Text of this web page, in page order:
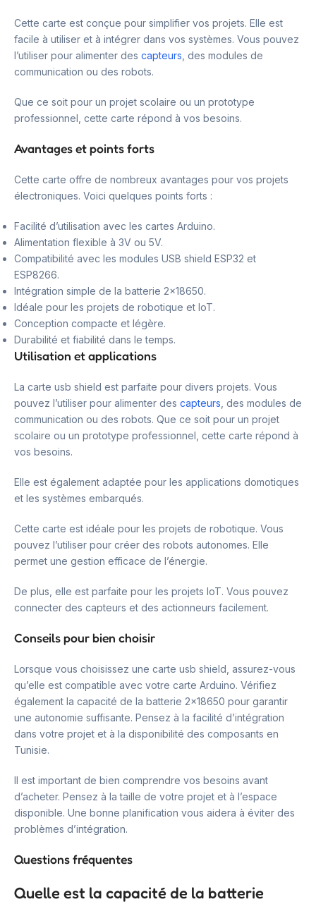
Cette carte est conçue pour simplifier vos projets. Elle est
facile à utiliser et à intégrer dans vos systèmes. Vous pouvez
l’utiliser pour alimenter des capteurs , des modules de
communication ou des robots.
Que ce soit pour un projet scolaire ou un prototype
professionnel, cette carte répond à vos besoins.
Avantages et points forts
Cette carte offre de nombreux avantages pour vos projets
électroniques. Voici quelques points forts :
Facilité d’utilisation avec les cartes Arduino.
Alimentation flexible à 3V ou 5V.
Compatibilité avec les modules USB shield ESP32 et
ESP8266.
Intégration simple de la batterie 2×18650.
Idéale pour les projets de robotique et IoT.
Conception compacte et légère.
Durabilité et fiabilité dans le temps.
Utilisation et applications
La carte usb shield est parfaite pour divers projets. Vous
pouvez l’utiliser pour alimenter des capteurs , des modules de
communication ou des robots. Que ce soit pour un projet
scolaire ou un prototype professionnel, cette carte répond à
vos besoins.
Elle est également adaptée pour les applications domotiques
et les systèmes embarqués.
Cette carte est idéale pour les projets de robotique. Vous
pouvez l’utiliser pour créer des robots autonomes. Elle
permet une gestion efficace de l’énergie.
De plus, elle est parfaite pour les projets IoT. Vous pouvez
connecter des capteurs et des actionneurs facilement.
Conseils pour bien choisir
Lorsque vous choisissez une carte usb shield, assurez-vous
qu’elle est compatible avec votre carte Arduino. Vérifiez
également la capacité de la batterie 2×18650 pour garantir
une autonomie suffisante. Pensez à la facilité d’intégration
dans votre projet et à la disponibilité des composants en
Tunisie.
Il est important de bien comprendre vos besoins avant
d’acheter. Pensez à la taille de votre projet et à l’espace
disponible. Une bonne planification vous aidera à éviter des
problèmes d’intégration.
Questions fréquentes
Quelle est la capacité de la batterie